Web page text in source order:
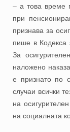
– а това време
при
признава за
пише в Кодекса
За
наложено
е признато по
случаи всички
на
на социалната